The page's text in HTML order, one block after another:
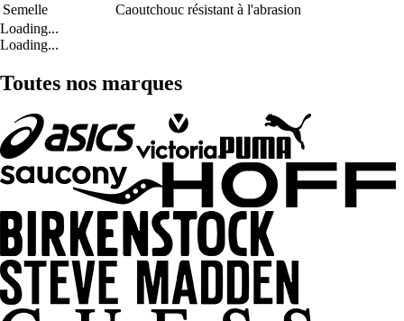
Semelle
Caoutchouc résistant à l'abrasion
Loading...
Loading...
Toutes nos marques